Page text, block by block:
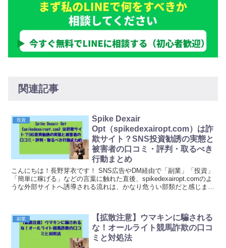
関連記事
投資
Spike Dexair
Opt（spikedexairopt.com）は詐
欺サイト？SNS投資勧誘の実態と
被害者の口コミ・評判・取るべき
行動まとめ
こんにちは！長野芽衣です！ SNS広告やDM経由で「副業」「投資」
「簡単に稼げる」などの言葉に触れた直後、spikedexairopt.comのよ
うな外部サイトへ誘導される流れは、かなり危うい部類だと感じま
副業
【拡散注意】ウマキンに騙される
な！オールライト競馬詐欺の口コ
ミと対処法